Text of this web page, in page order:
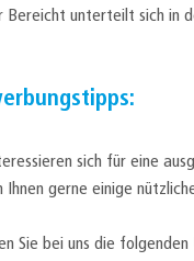
Bereicht unterteilt sich in
sich für eine
Ihnen gerne einige
Sie bei uns die